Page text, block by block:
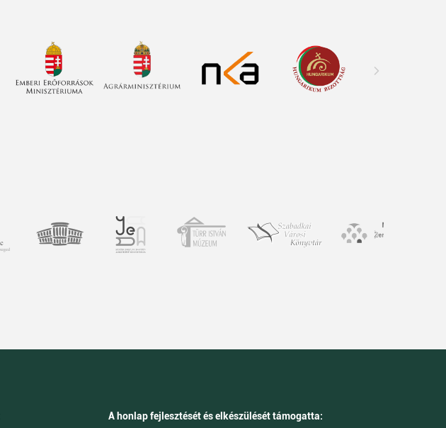
A honlap fejlesztését és elkészülését támogatta: